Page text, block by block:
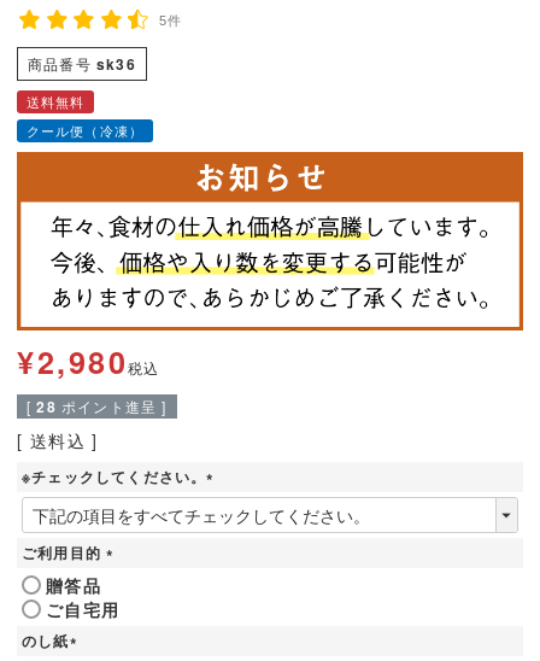
5件
商品番号 sk36
送料無料
クール便（冷凍）
¥2,980税込
[ 28 ポイント進呈 ]
送料込
※チェックしてください。
(
必
ご利用目的
必
須
贈答品
ご自宅用
のし紙